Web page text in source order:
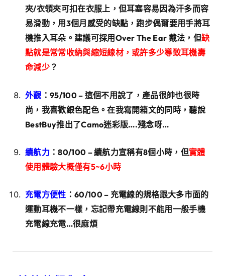
夾/衣領夾可扣在衣服上，但耳塞容易因為汗多而容
易滑動，用3個月感受的缺點，跑步偶爾要用手將耳
機推入耳朵。建議可採用Over The Ear 戴法，但缺
點就是常常收納與縮短線材，或許多少導致耳機壽
命減少？
外觀 ：95/100 – 這個不用說了，產品很帥也很時
尚，我喜歡銀色配色。在我寫開箱文的同時，聽說
BestBuy推出了Camo迷彩版….殘念呀…
續航力：80/100 – 續航力宣稱有8個小時，但實體
使用體驗大概僅有5~6小時
充電方便性 ：60/100 – 充電線的規格跟大多市面的
運動耳機不一樣，忘記帶充電線則不能用一般手機
充電線充電…很麻煩